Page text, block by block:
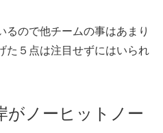
るので他チームの事はあまり
た５点は注目せずにはいられ
がノーヒットノー